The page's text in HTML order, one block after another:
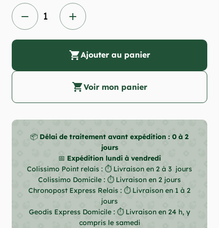
remove add
shopping_cartAjouter au panier
shopping_cartVoir mon panier
📦 Délai de traitement avant expédition : 0 à 2
jours
📅 Expédition lundi à vendredi
Colissimo Point relais : ⏱ Livraison en 2 à 3 jours
Colissimo Domicile : ⏱ Livraison en 2 jours
Chronopost Express Relais : ⏱ Livraison en 1 à 2
jours
Geodis Express Domicile : ⏱ Livraison en 24 h, y
compris le samedi